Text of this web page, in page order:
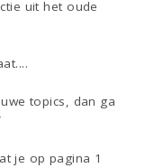
uit het oude
topics, dan ga
je op pagina 1